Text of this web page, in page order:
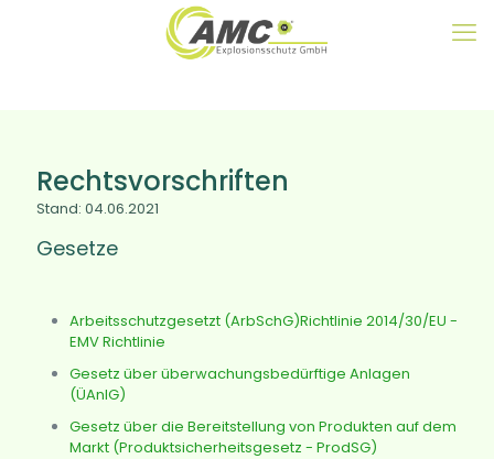
Rechtsvorschriften
Stand: 04.06.2021
Gesetze
Arbeitsschutzgesetzt (ArbSchG)Richtlinie 2014/30/EU -
EMV Richtlinie
Gesetz über überwachungsbedürftige Anlagen
(ÜAnlG)
Gesetz über die Bereitstellung von Produkten auf dem
Markt (Produktsicherheitsgesetz - ProdSG)